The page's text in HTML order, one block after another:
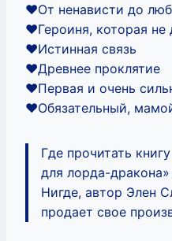
❤️От ненависти до
❤️Героиня, которая не
❤️Истинная связь
❤️Древнее проклятие
❤️Первая и очень
❤️Обязательный,
Где прочитать
для лорда-
Нигде, автор Элен
продает свое